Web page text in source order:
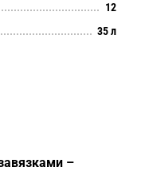
12
35 л
–